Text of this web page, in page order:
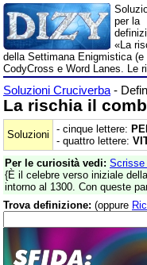
per la
«La
della Settimana Enigmistica
CodyCross e Word Lanes. Le
Soluzioni Cruciverba -
La rischia il
Soluzioni - cinque lettere:
- quattro lettere:
Per le curiosità vedi: Scrisse
{È il celebre verso iniziale
intorno al 1300. Con queste
Trova definizione: (oppure